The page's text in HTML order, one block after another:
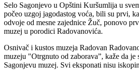
Selo Sagonjevo u Opštini Kuršumlija u
počeo uzgoj jagodastog voća, bili su prvi,
odvoje od mesne zajednice Žuč, ponovo
muzej u porodici Radovanovića.
Osnivač i kustos muzeja Radovan
muzeju "Otrgnuto od zaborava”, kaže da je
Sagonjevu muzej. Svi eksponati nisu